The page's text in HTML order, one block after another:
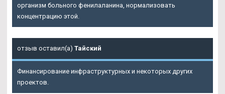
организм больного фенилаланина, нормализовать
концентрацию этой.
отзыв оставил(а) Тайский
Финансирование инфраструктурных и некоторых других
проектов.